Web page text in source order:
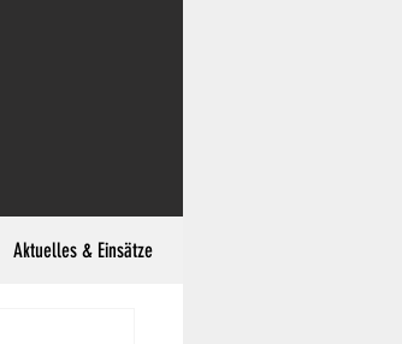
Aktuelles & Einsätze